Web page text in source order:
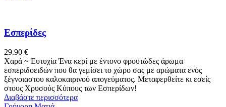
Οι
επιλογές
να
επιλεγούν
στη
σελίδα
του
προϊόντος
Εσπερίδες
29.90 €
Χαρά ~ Ευτυχία Ένα κερί με έντονο φρουτώδες άρωμα
εσπεριδοειδών που θα γεμίσει το χώρο σας με αρώματα ενός
ξέγνοιαστου καλοκαιρινού απογεύματος. Μεταφερθείτε κι εσείς
στους Χρυσούς Κύπους των Εσπερίδων!
Διαβάστε περισσότερα